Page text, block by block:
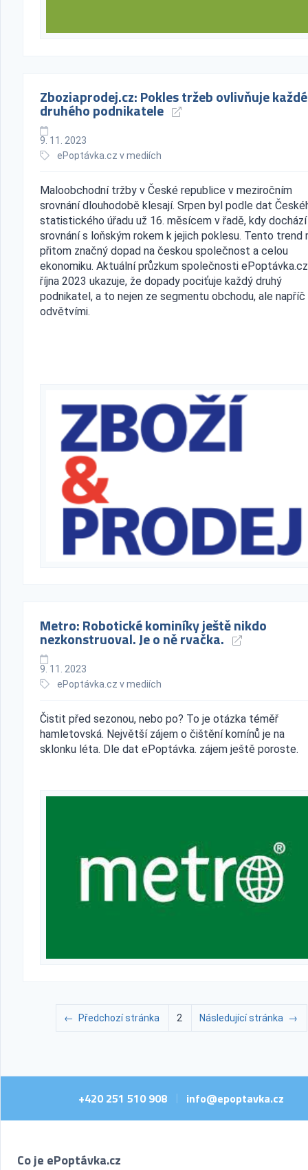
Zboziaprodej.cz: Pokles tržeb ovlivňuje
druhého podnikatele
9. 11. 2023
ePoptávka.cz v mediích
Maloobchodní tržby v České republice v meziročním
srovnání dlouhodobě klesají. Srpen byl podle dat
statistického úřadu už 16. měsícem v řadě, kdy
srovnání s loňským rokem k jejich poklesu. Tento trend
přitom značný dopad na českou společnost a celou
ekonomiku. Aktuální průzkum společnosti
října 2023 ukazuje, že dopady pociťuje každý druhý
podnikatel, a to nejen ze segmentu obchodu, ale napříč
odvětvími.
Metro: Robotické kominíky ještě nikdo
nezkonstruoval. Je o ně rvačka.
9. 11. 2023
ePoptávka.cz v mediích
Čistit před sezonou, nebo po? To je otázka téměř
hamletovská. Největší zájem o čištění komínů je na
sklonku léta. Dle dat ePoptávka. zájem ještě poroste.
← Předchozí stránka 2 Následující stránka →
+420 251 510 908 | info@epoptavka.cz
Co je ePoptávka.cz